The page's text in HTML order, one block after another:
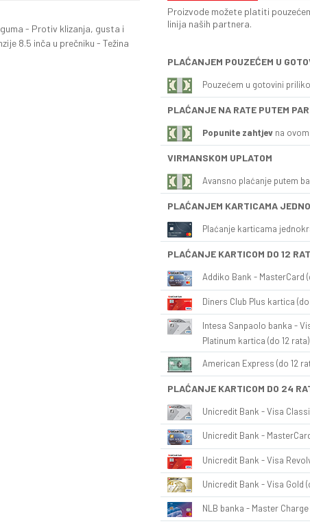
- Protiv klizanja, gusta i
8.5 inča u prečniku - Težina
Proizvode možete platiti
linija naših partnera.
PLAĆANJEM POUZEĆEM U
Pouzećem u gotovini
PLAĆANJE NA RATE PUTEM
Popunite zahtjev na
VIRMANSKOM UPLATOM
Avansno plaćanje putem
PLAĆANJEM KARTICAMA
Plaćanje karticama
PLAĆANJE KARTICOM DO 12
Addiko Bank - MasterCard
Diners Club Plus kartica (do
Intesa Sanpaolo banka -
Platinum kartica (do 12 rata)
American Express (do 12
PLAĆANJE KARTICOM DO 24
Unicredit Bank - Visa
Unicredit Bank -
Unicredit Bank - Visa
Unicredit Bank - Visa Gold
NLB banka - Master